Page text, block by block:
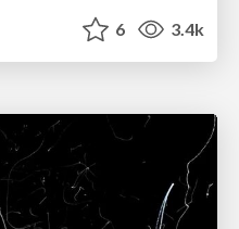
6 3.4k